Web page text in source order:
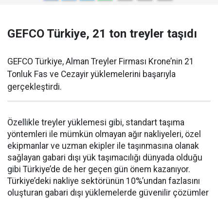
GEFCO Türkiye, 21 ton treyler taşıdı
GEFCO Türkiye, Alman Treyler Firması Krone’nin 21
Tonluk Fas ve Cezayir yüklemelerini başarıyla
gerçekleştirdi.
Özellikle treyler yüklemesi gibi, standart taşıma
yöntemleri ile mümkün olmayan ağır nakliyeleri, özel
ekipmanlar ve uzman ekipler ile taşınmasına olanak
sağlayan gabari dışı yük taşımacılığı dünyada olduğu
gibi Türkiye’de de her geçen gün önem kazanıyor.
Türkiye’deki nakliye sektörünün 10%’undan fazlasını
oluşturan gabari dışı yüklemelerde güvenilir çözümler